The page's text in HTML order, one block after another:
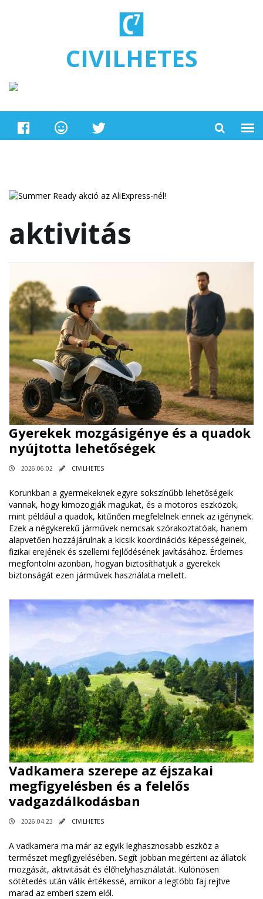
CIVILHETES
aktivitás
Gyerekek mozgásigénye és a quadok
nyújtotta lehetőségek
2026.06.02 CIVILHETES
Korunkban a gyermekeknek egyre sokszínűbb lehetőségeik
vannak, hogy kimozogják magukat, és a motoros eszközök,
mint például a quadok, kitűnően megfelelnek ennek az igénynek.
Ezek a négykerekű járművek nemcsak szórakoztatóak, hanem
alapvetően hozzájárulnak a kicsik koordinációs képességeinek,
fizikai erejének és szellemi fejlődésének javításához. Érdemes
megfontolni azonban, hogyan biztosíthatjuk a gyerekek
biztonságát ezen járművek használata mellett.
Vadkamera szerepe az éjszakai
megfigyelésben és a felelős
vadgazdálkodásban
2026.04.23 CIVILHETES
A vadkamera ma már az egyik leghasznosabb eszköz a
természet megfigyelésében. Segít jobban megérteni az állatok
mozgását, aktivitását és élőhelyhasználatát. Különösen
sötétedés után válik értékessé, amikor a legtöbb faj rejtve
marad az emberi szem elől.